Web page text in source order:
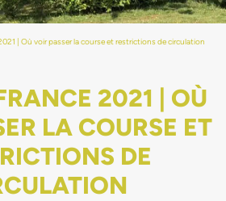
| Où voir passer la course et restrictions de circulation
2021 | OÙ
LA COURSE ET
DE